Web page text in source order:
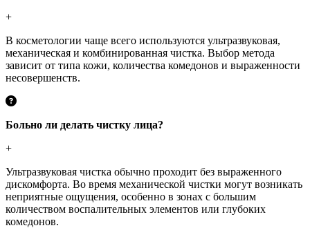
+
В косметологии чаще всего используются ультразвуковая,
механическая и комбинированная чистка. Выбор метода
зависит от типа кожи, количества комедонов и выраженности
несовершенств.
Больно ли делать чистку лица?
+
Ультразвуковая чистка обычно проходит без выраженного
дискомфорта. Во время механической чистки могут возникать
неприятные ощущения, особенно в зонах с большим
количеством воспалительных элементов или глубоких
комедонов.